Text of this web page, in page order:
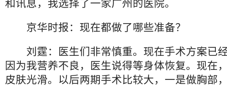
和讯息，我选择了一家广州的医院。
京华时报：现在都做了哪些准备？
刘霆：医生们非常慎重。现在手术方案已
因为我营养不良，医生说得等身体恢复。现在
皮肤光滑。以后两期手术比较大，一是做胸部